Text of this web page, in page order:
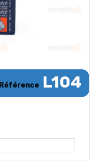
Référence L104